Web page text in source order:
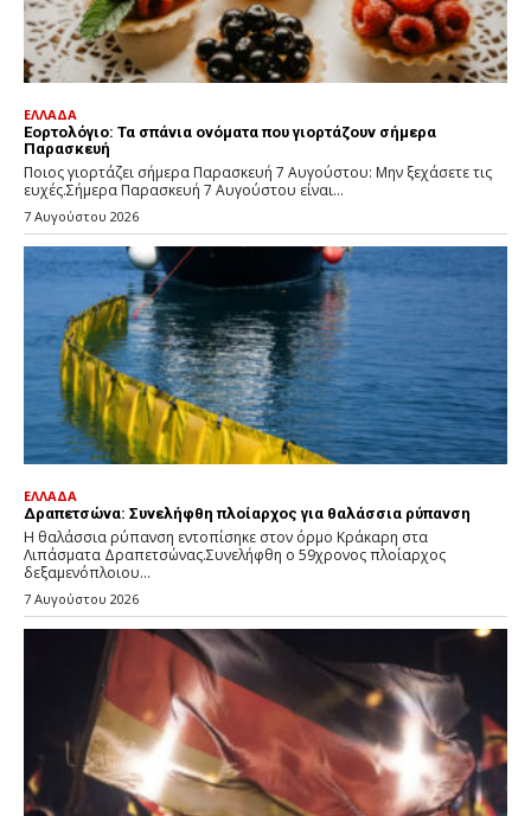
ΕΛΛΑΔΑ
Εορτολόγιο: Τα σπάνια ονόματα που γιορτάζουν σήμερα
Παρασκευή
Ποιος γιορτάζει σήμερα Παρασκευή 7 Αυγούστου: Μην ξεχάσετε τις
ευχές.Σήμερα Παρασκευή 7 Αυγούστου είναι...
7 Αυγούστου 2026
ΕΛΛΑΔΑ
Δραπετσώνα: Συνελήφθη πλοίαρχος για θαλάσσια ρύπανση
Η θαλάσσια ρύπανση εντοπίσηκε στον όρμο Κράκαρη στα
Λιπάσματα Δραπετσώνας.Συνελήφθη ο 59χρονος πλοίαρχος
δεξαμενόπλοιου...
7 Αυγούστου 2026